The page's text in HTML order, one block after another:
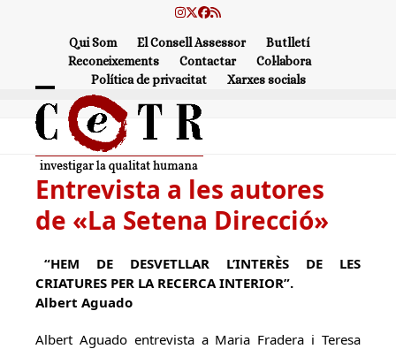
Instagram
Twitter
Facebook
RSS
Qui Som El Consell Assessor
Butlletí
Reconeixements
Contactar
Col·labora
Política de privacitat
Xarxes socials
Open
mobile
menu
Close
mobile
menu
Entrevista a les autores
de «La Setena Direcció»
“HEM DE DESVETLLAR L’INTERÈS DE LES
CRIATURES PER LA RECERCA INTERIOR”.
Albert Aguado
Albert Aguado entrevista a Maria Fradera i Teresa